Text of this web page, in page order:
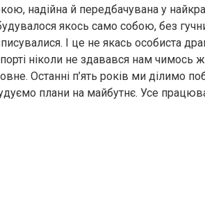
надійна й передбачувана у
якось само собою, без
І це не якась особиста
ніколи не здавався нам чимось
Останні п’ять років ми ділимо
плани на майбутнє. Усе